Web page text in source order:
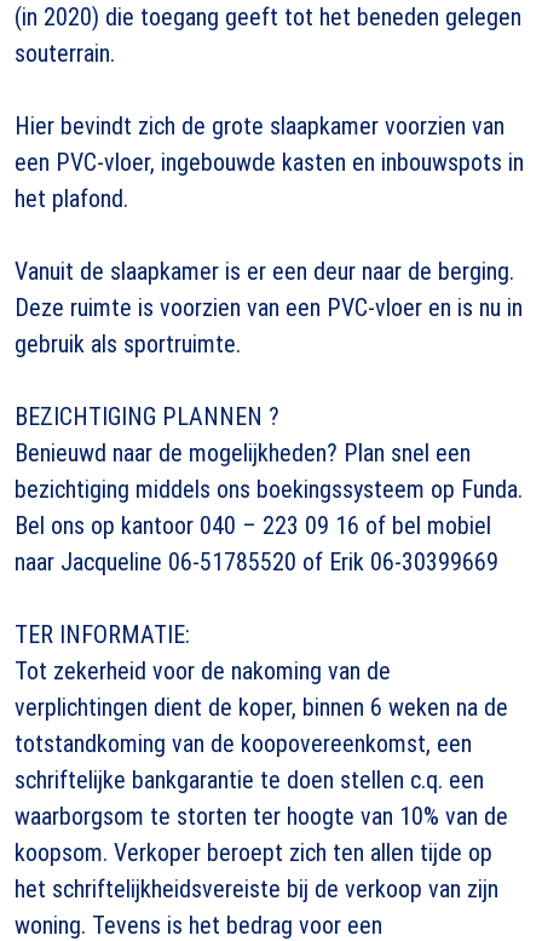
(in 2020) die toegang geeft tot het beneden gelegen
souterrain.
Hier bevindt zich de grote slaapkamer voorzien van
een PVC-vloer, ingebouwde kasten en inbouwspots in
het plafond.
Vanuit de slaapkamer is er een deur naar de berging.
Deze ruimte is voorzien van een PVC-vloer en is nu in
gebruik als sportruimte.
BEZICHTIGING PLANNEN ?
Benieuwd naar de mogelijkheden? Plan snel een
bezichtiging middels ons boekingssysteem op Funda.
Bel ons op kantoor 040 – 223 09 16 of bel mobiel
naar Jacqueline 06-51785520 of Erik 06-30399669
TER INFORMATIE:
Tot zekerheid voor de nakoming van de
verplichtingen dient de koper, binnen 6 weken na de
totstandkoming van de koopovereenkomst, een
schriftelijke bankgarantie te doen stellen c.q. een
waarborgsom te storten ter hoogte van 10% van de
koopsom. Verkoper beroept zich ten allen tijde op
het schriftelijkheidsvereiste bij de verkoop van zijn
woning. Tevens is het bedrag voor een